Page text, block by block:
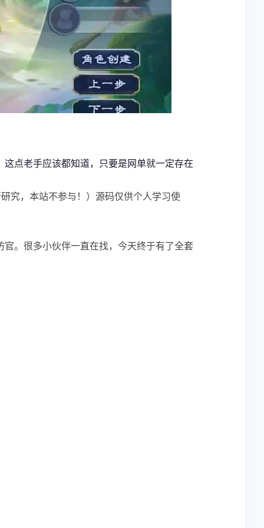
点老手应该都知道，只要是网单就一定存在
究，本站不参与！）源码仅供个人学习使
。很多小伙伴一直在找，今天终于有了全套